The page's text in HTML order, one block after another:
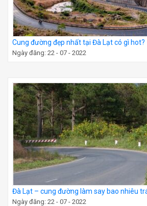
Cung đường đẹp nhất tại Đà Lạt có gì hot?
Ngày đăng: 22 - 07 - 2022
Đà Lạt – cung đường làm say bao nhiêu
Ngày đăng: 22 - 07 - 2022